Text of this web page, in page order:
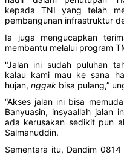
kepada TNI yang telah
pembangunan infrastruktur
Ia juga mengucapkan
membantu melalui program
"Jalan ini sudah puluhan
kalau kami mau ke sana
hujan, nggak bisa pulang,”
“Akses jalan ini bisa
Banyuasin, insyaallah jalan
ada kerusakan sedikit pun
Salmanuddin.
Sementara itu, Dandim